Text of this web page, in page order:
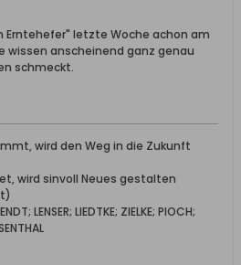
Erntehefer" letzte Woche achon am
wissen anscheinend ganz genau
schmeckt.
wird den Weg in die Zukunft
wird sinvoll Neues gestalten
LENSER; LIEDTKE; ZIELKE; PIOCH;